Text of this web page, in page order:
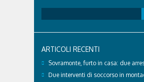
per:
ARTICOLI RECENTI
Sovramonte, furto in casa: due
Due interventi di soccorso in